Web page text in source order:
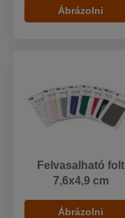
Ábrázolni
Felvasalható folt
7,6x4,9 cm
Ábrázolni